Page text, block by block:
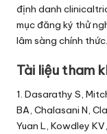
định danh
mục đăng ký thử
lâm sàng chính thức.
Tài liệu tham
1. Dasarathy S,
BA, Chalasani N,
Yuan L, Kowdley